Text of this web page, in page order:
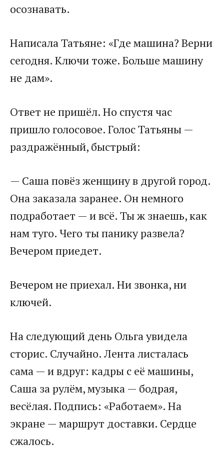
осознавать.
Написала Татьяне: «Где машина? Верни
сегодня. Ключи тоже. Больше машину
не дам».
Ответ не пришёл. Но спустя час
пришло голосовое. Голос Татьяны —
раздражённый, быстрый:
— Саша повёз женщину в другой город.
Она заказала заранее. Он немного
подработает — и всё. Ты ж знаешь, как
нам туго. Чего ты панику развела?
Вечером приедет.
Вечером не приехал. Ни звонка, ни
ключей.
На следующий день Ольга увидела
сторис. Случайно. Лента листалась
сама — и вдруг: кадры с её машины,
Саша за рулём, музыка — бодрая,
весёлая. Подпись: «Работаем». На
экране — маршрут доставки. Сердце
сжалось.